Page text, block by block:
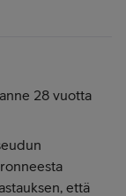
28 vuotta
että